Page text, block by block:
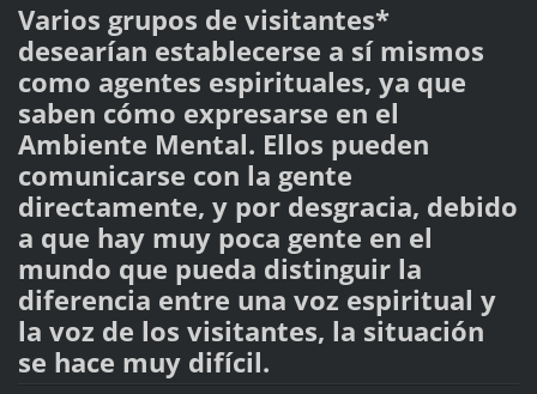
Varios grupos de visitantes*
desearían establecerse a sí mismos
como agentes espirituales, ya que
saben cómo expresarse en el
Ambiente Mental. Ellos pueden
comunicarse con la gente
directamente, y por desgracia, debido
a que hay muy poca gente en el
mundo que pueda distinguir la
diferencia entre una voz espiritual y
la voz de los visitantes, la situación
se hace muy difícil.